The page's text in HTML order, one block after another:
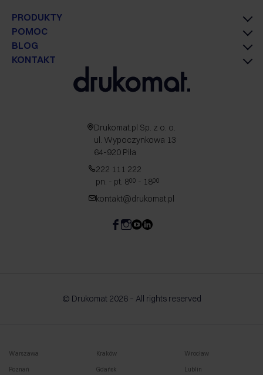
PRODUKTY
POMOC
BLOG
KONTAKT
Drukomat.pl Sp. z o. o.
ul. Wypoczynkowa 13
64-920 Piła
222 111 222
pn. - pt. 800 - 1800
kontakt@drukomat.pl
© Drukomat 2026 – All rights reserved
Warszawa Kraków Wrocław
Poznań Gdańsk Lublin